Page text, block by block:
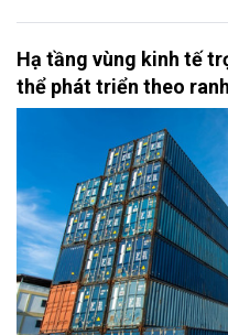
Hạ tầng vùng kinh tế
thể phát triển theo